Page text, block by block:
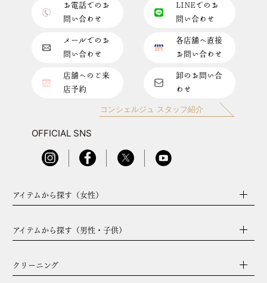
お電話でのお
問い合わせ
LINEでのお
問い合わせ
メールでのお
問い合わせ
各店舗へ直接
お問い合わせ
店舗へのご来
店予約
卸のお問い合
わせ
コンシェルジュ スタッフ紹介
OFFICIAL SNS
アイテムから探す（女性）
アイテムから探す（男性・子供）
クリーニング